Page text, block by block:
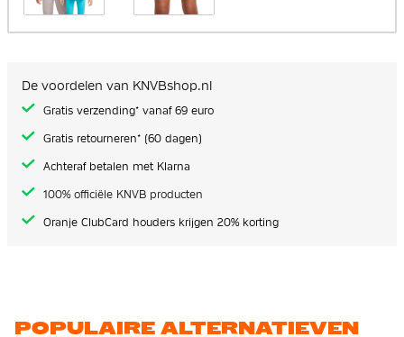
De voordelen van KNVBshop.nl
Gratis verzending* vanaf 69 euro
Gratis retourneren* (60 dagen)
Achteraf betalen met Klarna
100% officiële KNVB producten
Oranje ClubCard houders krijgen 20% korting
POPULAIRE ALTERNATIEVEN